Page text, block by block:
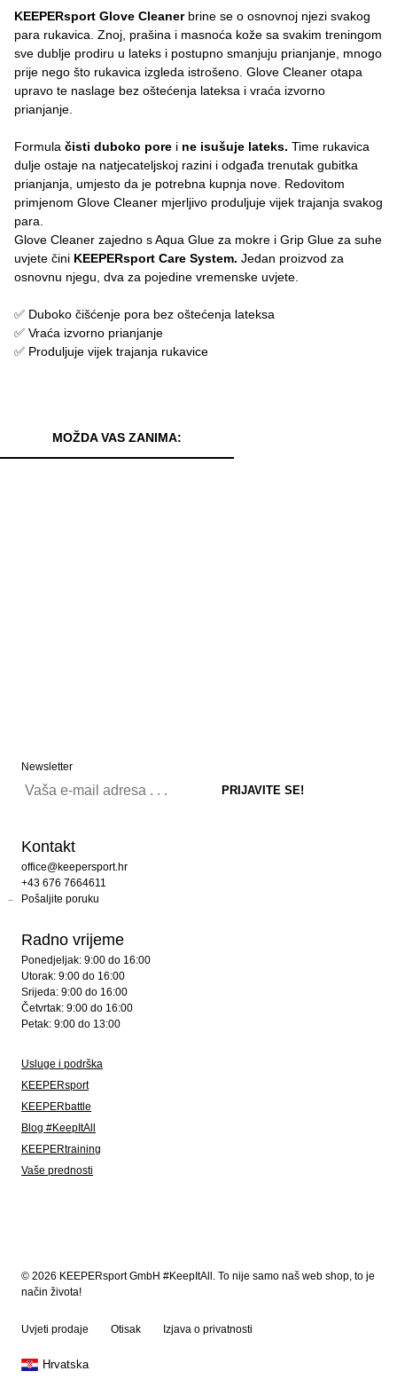
KEEPERsport Glove Cleanerbrine se o osnovnoj njezi svakog
para rukavica. Znoj, prašina i masnoća kože sa svakim treningom
sve dublje prodiru u lateks i postupno smanjuju prianjanje, mnogo
prije nego što rukavica izgleda istrošeno. Glove Cleaner otapa
upravo te naslage bez oštećenja lateksa i vraća izvorno
prianjanje.
Formula čisti duboko pore i ne isušuje lateks. Time rukavica
dulje ostaje na natjecateljskoj razini i odgađa trenutak gubitka
prianjanja, umjesto da je potrebna kupnja nove. Redovitom
primjenom Glove Cleaner mjerljivo produljuje vijek trajanja svakog
para.
Glove Cleaner zajedno s Aqua Glue za mokre i Grip Glue za suhe
uvjete čini KEEPERsport Care System. Jedan proizvod za
osnovnu njegu, dva za pojedine vremenske uvjete.
✅ Duboko čišćenje pora bez oštećenja lateksa
✅ Vraća izvorno prianjanje
✅ Produljuje vijek trajanja rukavice
MOŽDA VAS ZANIMA:
Newsletter
Kontakt
office@keepersport.hr
+43 676 7664611
Pošaljite poruku
Radno vrijeme
Ponedjeljak: 9:00 do 16:00
Utorak: 9:00 do 16:00
Srijeda: 9:00 do 16:00
Četvrtak: 9:00 do 16:00
Petak: 9:00 do 13:00
Usluge i podrška
KEEPERsport
KEEPERbattle
Blog #KeepItAll
KEEPERtraining
Vaše prednosti
© 2026 KEEPERsport GmbH #KeepItAll. To nije samo naš web shop, to je
način života!
Uvjeti prodaje Otisak Izjava o privatnosti
Hrvatska